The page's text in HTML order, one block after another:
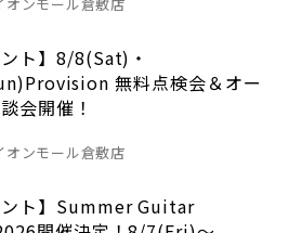
オンモール倉敷店
ント】8/8(Sat)・
無料点検会＆オー
会開催！
オンモール倉敷店
ント】Summer Guitar